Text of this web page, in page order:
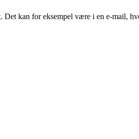
Det kan for eksempel være i en e-mail,